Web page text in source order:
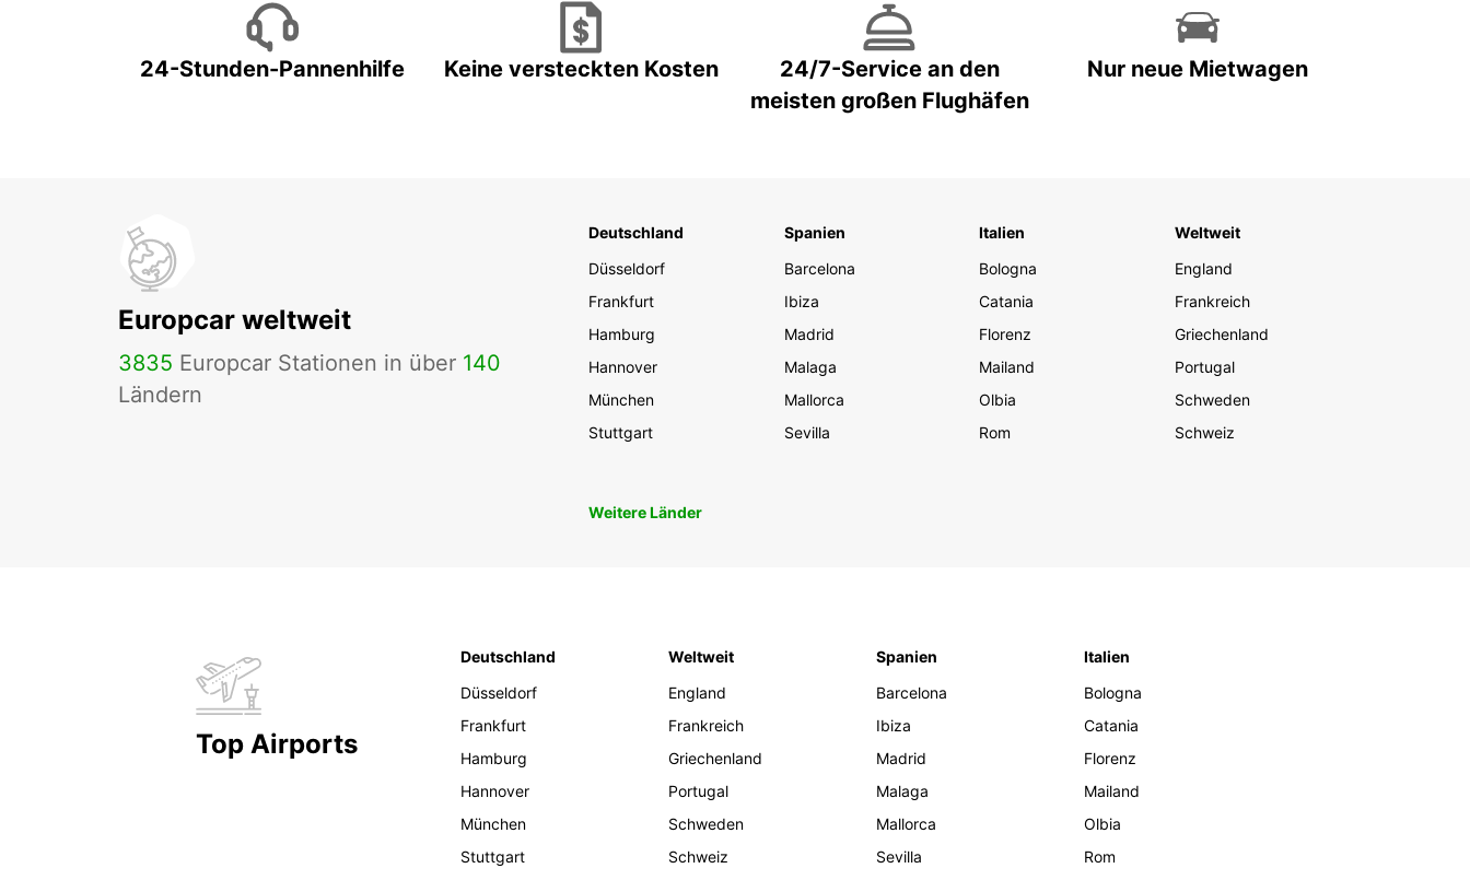
24-Stunden-Pannenhilfe Keine versteckten Kosten
24/7-Service an den
meisten großen Flughäfen
Nur neue Mietwagen
Europcar weltweit
3835 Europcar Stationen in über 140
Ländern
Deutschland
Düsseldorf
Frankfurt
Hamburg
Hannover
München
Stuttgart
Spanien
Barcelona
Ibiza
Madrid
Malaga
Mallorca
Sevilla
Italien
Bologna
Catania
Florenz
Mailand
Olbia
Rom
Weltweit
England
Frankreich
Griechenland
Portugal
Schweden
Schweiz
Weitere Länder
Top Airports
Deutschland
Düsseldorf
Frankfurt
Hamburg
Hannover
München
Stuttgart
Weltweit
England
Frankreich
Griechenland
Portugal
Schweden
Schweiz
Spanien
Barcelona
Ibiza
Madrid
Malaga
Mallorca
Sevilla
Italien
Bologna
Catania
Florenz
Mailand
Olbia
Rom